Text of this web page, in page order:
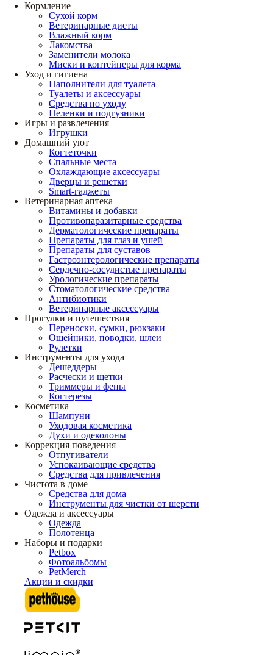
Кормление
Сухой корм
Ветеринарные диеты
Влажный корм
Лакомства
Заменители молока
Миски и контейнеры для корма
Уход и гигиена
Наполнители для туалета
Туалеты и аксессуары
Средства по уходу
Пеленки и подгузники
Игры и развлечения
Игрушки
Домашний уют
Когтеточки
Спальные места
Охлаждающие аксессуары
Дверцы и решетки
Smart-гаджеты
Ветеринарная аптека
Витамины и добавки
Противопаразитарные средства
Дерматологические препараты
Препараты для глаз и ушей
Препараты для суставов
Гастроэнтерологические препараты
Сердечно-сосудистые препараты
Урологические препараты
Стоматологические средства
Антибиотики
Ветеринарные аксессуары
Прогулки и путешествия
Переноски, сумки, рюкзаки
Ошейники, поводки, шлеи
Рулетки
Инструменты для ухода
Дешеддеры
Расчески и щетки
Триммеры и фены
Когтерезы
Косметика
Шампуни
Уходовая косметика
Духи и одеколоны
Коррекция поведения
Отпугиватели
Успокаивающие средства
Средства для привлечения
Чистота в доме
Средства для дома
Инструменты для чистки от шерсти
Одежда и аксессуары
Одежда
Полотенца
Наборы и подарки
Petbox
Фотоальбомы
PetMerch
Акции и скидки